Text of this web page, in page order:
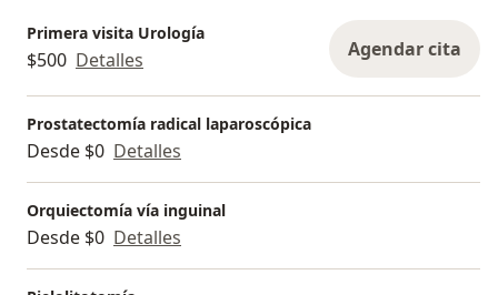
Primera visita Urología
$500 Detalles Agendar cita
Prostatectomía radical laparoscópica
Desde $0 Detalles
Orquiectomía vía inguinal
Desde $0 Detalles